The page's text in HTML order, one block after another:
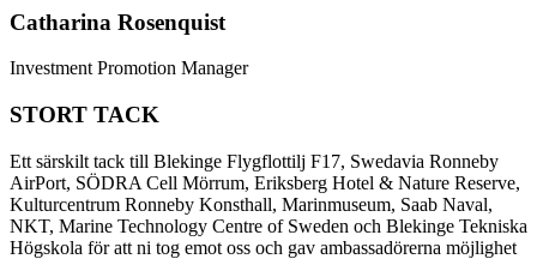
Catharina Rosenquist
Investment Promotion Manager
STORT TACK
Ett särskilt tack till Blekinge Flygflottilj F17, Swedavia Ronneby
AirPort, SÖDRA Cell Mörrum, Eriksberg Hotel & Nature Reserve,
Kulturcentrum Ronneby Konsthall, Marinmuseum, Saab Naval,
NKT, Marine Technology Centre of Sweden och Blekinge Tekniska
Högskola för att ni tog emot oss och gav ambassadörerna möjlighet